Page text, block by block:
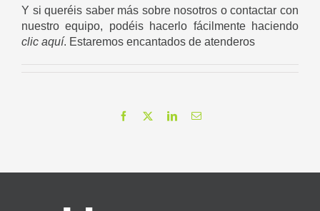
Y si queréis saber más sobre nosotros o contactar con
nuestro equipo, podéis hacerlo fácilmente haciendo
clic aquí. Estaremos encantados de atenderos
Facebook LinkedInCorreo